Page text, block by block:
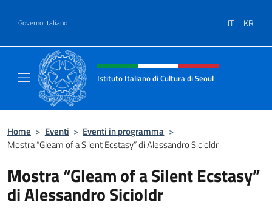
Governo Italiano IT KR
Intestazione sito, social e menù
Istituto Italiano di Cultura di Seoul
Home > Eventi > Eventi in programma >
Mostra “Gleam of a Silent Ecstasy” di Alessandro Sicioldr
Mostra “Gleam of a Silent Ecstasy”
di Alessandro Sicioldr